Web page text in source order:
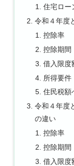
住宅ロー
令和４年度
控除率
控除期間
借入限度
所得要件
住民税額
令和４年度
の違い
控除率
控除期間
借入限度